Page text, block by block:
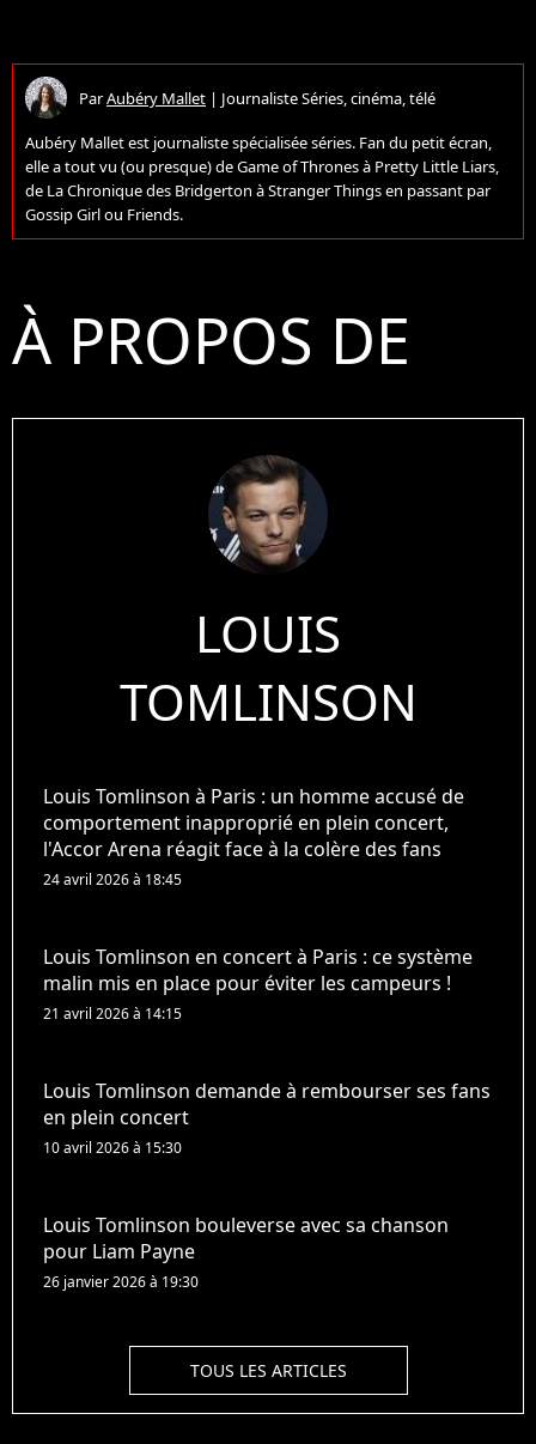
ParAubéry Mallet | Journaliste Séries, cinéma, télé
Aubéry Mallet est journaliste spécialisée séries. Fan du petit écran,
elle a tout vu (ou presque) de Game of Thrones à Pretty Little Liars,
de La Chronique des Bridgerton à Stranger Things en passant par
Gossip Girl ou Friends.
À PROPOS DE
LOUIS
TOMLINSON
Louis Tomlinson à Paris : un homme accusé de
comportement inapproprié en plein concert,
l'Accor Arena réagit face à la colère des fans
24 avril 2026 à 18:45
Louis Tomlinson en concert à Paris : ce système
malin mis en place pour éviter les campeurs !
21 avril 2026 à 14:15
Louis Tomlinson demande à rembourser ses fans
en plein concert
10 avril 2026 à 15:30
Louis Tomlinson bouleverse avec sa chanson
pour Liam Payne
26 janvier 2026 à 19:30
TOUS LES ARTICLES